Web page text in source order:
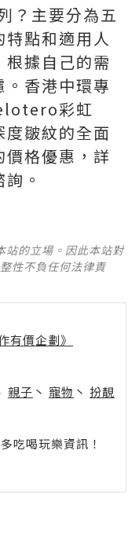
？主要分為五
點和適用人
據自己的需
香港中環專
彩虹
皺紋的全面
格優惠，詳
。
站的立場。因此本站對
性不負任何法律責
有價企劃》
親子 丶 寵物 丶 扮靚
吃喝玩樂資訊！